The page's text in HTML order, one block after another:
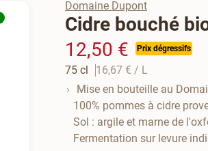
Domaine Dupont
Cidre bouché
12,50 €
Prix dégressifs
75 cl 16,67 € / L
Mise en bouteille au
100% pommes à cidre
Sol : argile et marne de
Fermentation sur levure